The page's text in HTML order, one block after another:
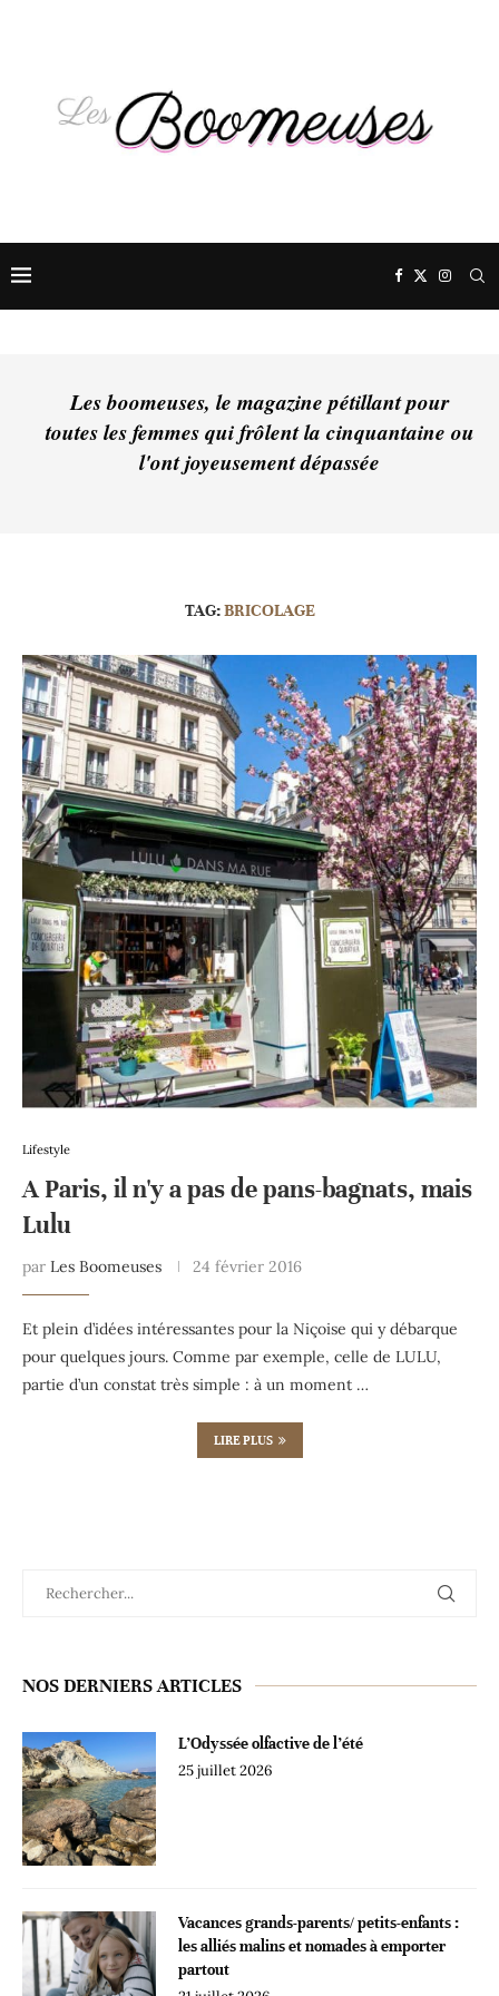
Les boomeuses, le magazine pétillant pour
toutes les femmes qui frôlent la cinquantaine ou
l'ont joyeusement dépassée
TAG:BRICOLAGE
Lifestyle
A Paris, il n'y a pas de pans-bagnats, mais
Lulu
par Les Boomeuses 24 février 2016
Et plein d’idées intéressantes pour la Niçoise qui y débarque
pour quelques jours. Comme par exemple, celle de LULU,
partie d’un constat très simple : à un moment …
LIRE PLUS
NOS DERNIERS ARTICLES
L’Odyssée olfactive de l’été
25 juillet 2026
Vacances grands-parents/ petits-enfants :
les alliés malins et nomades à emporter
partout